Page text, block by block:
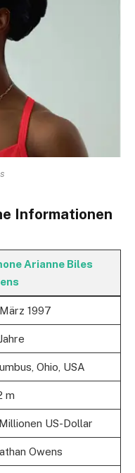
Informationen
Arianne Biles
1997
Ohio, USA
m
US-Dollar
Owens